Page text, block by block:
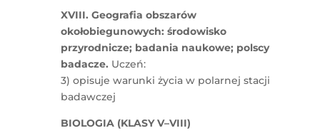
XVIII. Geografia obszarów
okołobiegunowych: środowisko
przyrodnicze; badania naukowe; polscy
badacze. Uczeń:
3) opisuje warunki życia w polarnej stacji
badawczej
BIOLOGIA (KLASY V–VIII)